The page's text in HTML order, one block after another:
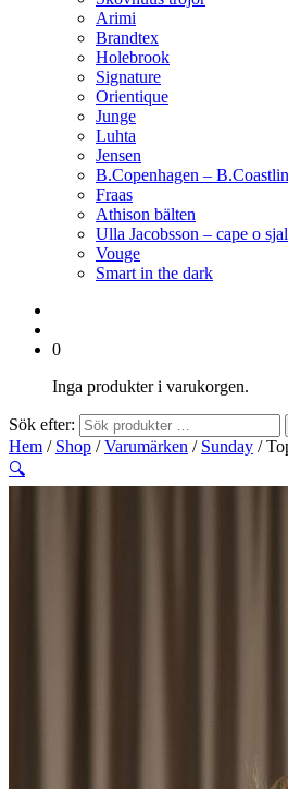
Arimi
Brandtex
Holebrook
Signature
Orientique
Junge
Luhta
Jensen
B.Copenhagen –
Fraas
Athison bälten
Ulla Jacobsson – cape o sjal
Vouge
Smart in the dark
0
Inga produkter i varukorgen.
Sök efter:
Hem / Shop /Varumärken / Sunday /
🔍